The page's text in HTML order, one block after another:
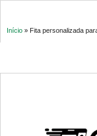
Início » Fita personalizada